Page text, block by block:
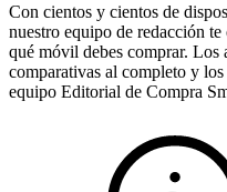
Con cientos y cientos de
nuestro equipo de redacción
qué móvil debes comprar. Los
comparativas al completo y
equipo Editorial de Compra